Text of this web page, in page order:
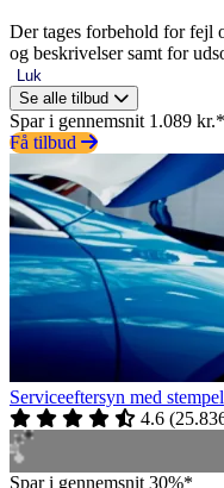
Der tages forbehold for fejl
og beskrivelser samt for
Luk
Se alle tilbud
Spar i gennemsnit 1.089 kr.*
Få tilbud
Serviceeftersyn med stempel
4.6 (
Spar i gennemsnit 30%*